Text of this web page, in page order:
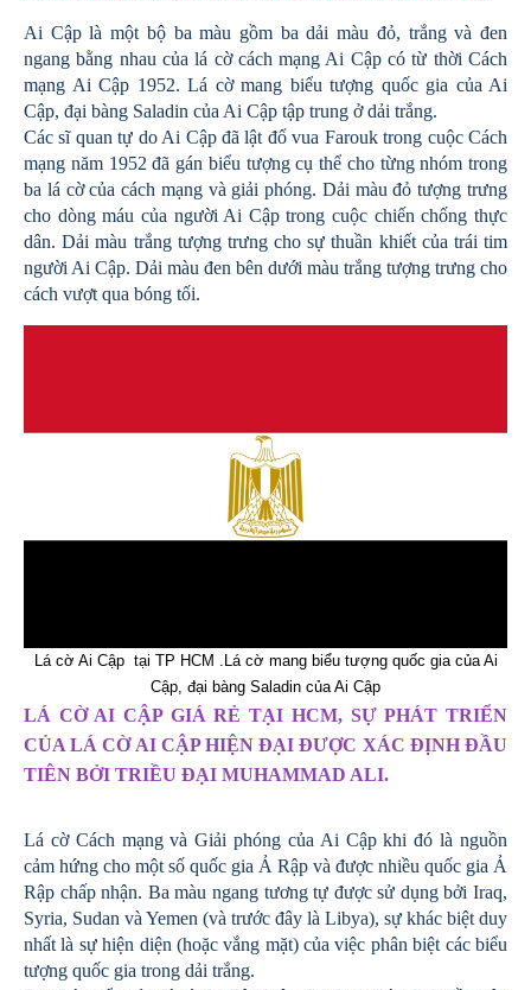
Ai Cập là một bộ ba màu gồm ba dải màu đỏ, trắng và đen
ngang bằng nhau của lá cờ cách mạng Ai Cập có từ thời Cách
mạng Ai Cập 1952. Lá cờ mang biểu tượng quốc gia của Ai
Cập, đại bàng Saladin của Ai Cập tập trung ở dải trắng.
Các sĩ quan tự do Ai Cập đã lật đổ vua Farouk trong cuộc Cách
mạng năm 1952 đã gán biểu tượng cụ thể cho từng nhóm trong
ba lá cờ của cách mạng và giải phóng. Dải màu đỏ tượng trưng
cho dòng máu của người Ai Cập trong cuộc chiến chống thực
dân. Dải màu trắng tượng trưng cho sự thuần khiết của trái tim
người Ai Cập. Dải màu đen bên dưới màu trắng tượng trưng cho
cách vượt qua bóng tối.
Lá cờ Ai Cập tại TP HCM .Lá cờ mang biểu tượng quốc gia của Ai
Cập, đại bàng Saladin của Ai Cập
LÁ CỜ AI CẬP GIÁ RẺ TẠI HCM, SỰ PHÁT TRIỂN
CỦA LÁ CỜ AI CẬP HIỆN ĐẠI ĐƯỢC XÁC ĐỊNH ĐẦU
TIÊN BỞI TRIỀU ĐẠI MUHAMMAD ALI.
Lá cờ Cách mạng và Giải phóng của Ai Cập khi đó là nguồn
cảm hứng cho một số quốc gia Ả Rập và được nhiều quốc gia Ả
Rập chấp nhận. Ba màu ngang tương tự được sử dụng bởi Iraq,
Syria, Sudan và Yemen (và trước đây là Libya), sự khác biệt duy
nhất là sự hiện diện (hoặc vắng mặt) của việc phân biệt các biểu
tượng quốc gia trong dải trắng.